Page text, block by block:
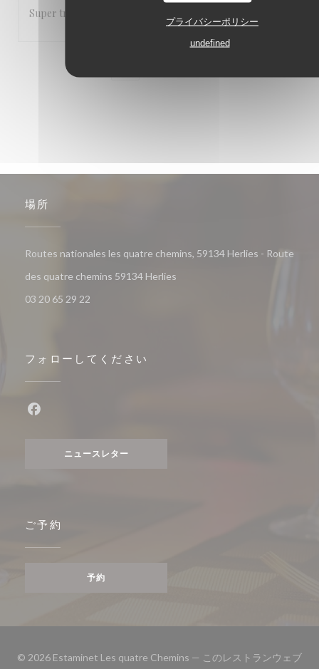
プライバシーポリシー
undefined
Super très sympa bonne cuisine a refaire
場所
Routes nationales les quatre chemins, 59134 Herlies - Route
des quatre chemins 59134 Herlies
03 20 65 29 22
フォローしてください
ニュースレター
ご予約
予約
© 2026 Estaminet Les quatre Chemins — このレストランウェブ